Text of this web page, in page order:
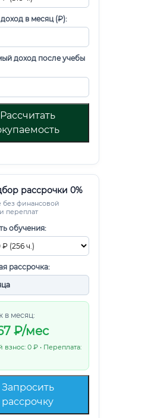
в месяц (₽):
доход после учебы
Рассчитать
рассрочки 0%
без финансовой
переплат
обучения:
рассрочка:
в месяц:
₽/мес
0 ₽ • Переплата:
Запросить
рассрочку